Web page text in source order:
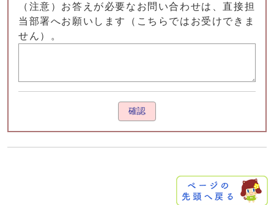
（注意）お答えが必要なお問い合わせは、直接担
当部署へお願いします（こちらではお受けできま
せん）。
確認